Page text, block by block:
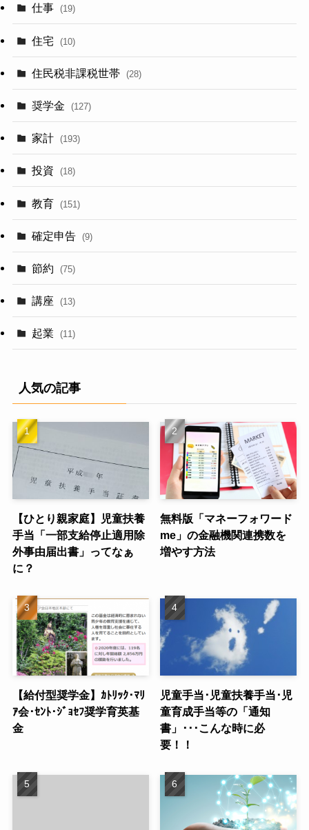
仕事 (19)
住宅 (10)
住民税非課税世帯 (28)
奨学金 (127)
家計 (193)
投資 (18)
教育 (151)
確定申告 (9)
節約 (75)
講座 (13)
起業 (11)
人気の記事
【ひとり親家庭】児童扶養
手当「一部支給停止適用除
外事由届出書」ってなぁ
に？
無料版「マネーフォワード
me」の金融機関連携数を
増やす方法
【給付型奨学金】ｶﾄﾘｯｸ･ﾏﾘ
ｱ会･ｾﾝﾄ･ｼﾞｮｾﾌ奨学育英基
金
児童手当･児童扶養手当･児
童育成手当等の「通知
書」･･･こんな時に必
要！！